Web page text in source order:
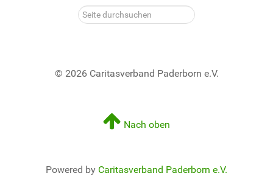
Seite
durchsuchen
© 2026 Caritasverband Paderborn e.V.
Nach oben
Powered by Caritasverband Paderborn e.V.